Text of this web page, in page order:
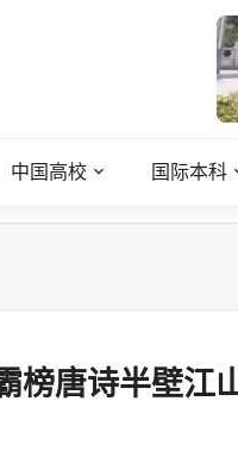
中国高校 国际本科
榜唐诗半壁江